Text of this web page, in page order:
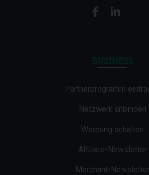
Partnerprogramm
Netzwerk anbinden
Werbung schalten
Affiliate-Newsletter
Merchant-